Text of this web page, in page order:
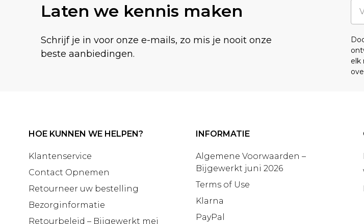
Laten we kennis maken
Schrijf je in voor onze e-mails, zo mis je nooit onze
beste aanbiedingen.
elk
HOE KUNNEN WE HELPEN?
Klantenservice
Contact Opnemen
Retourneer uw bestelling
Bezorginformatie
Retourbeleid – Bijgewerkt mei
INFORMATIE
Algemene Voorwaarden –
Bijgewerkt juni 2026
Terms of Use
Klarna
PayPal